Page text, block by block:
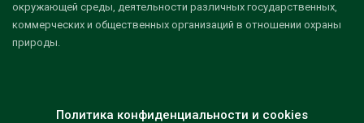
окружающей среды, деятельности различных государственных,
коммерческих и общественных организаций в отношении охраны
природы.
Политика конфиденциальности и cookies